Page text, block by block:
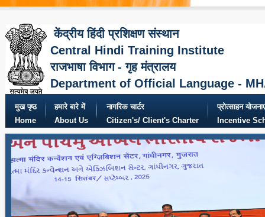
केंद्रीय हिंदी प्रशिक्षण संस्थान
Central Hindi Training Institute
राजभाषा विभाग - गृह मंत्रालय
Department of Official Language -
मुख पृष्ठ
Home
हमारे बारे में
About Us
नागरिक चार्टर
Citizen's/ Client's Charter
प्रोत्साहन
Incentive